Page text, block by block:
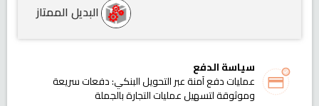
البديل الممتاز
سياسة الدفع
عمليات دفع آمنة عبر التحويل البنكي: دفعات سريعة
وموثوقة لتسهيل عمليات التجارة بالجملة